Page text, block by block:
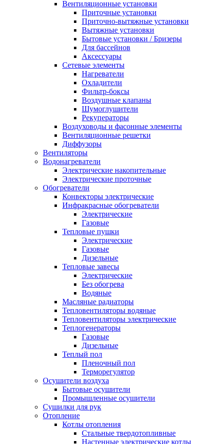
Вентиляционные установки
Приточные установки
Приточно-вытяжные установки
Вытяжные установки
Бытовые установки / Бризеры
Для бассейнов
Аксессуары
Сетевые элементы
Нагреватели
Охладители
Фильтр-боксы
Воздушные клапаны
Шумоглушители
Рекуператоры
Воздуховоды и фасонные элементы
Вентиляционные решетки
Диффузоры
Вентиляторы
Водонагреватели
Электрические накопительные
Электрические проточные
Обогреватели
Конвекторы электрические
Инфракрасные обогреватели
Электрические
Газовые
Тепловые пушки
Электрические
Газовые
Дизельные
Тепловые завесы
Электрические
Без обогрева
Водяные
Масляные радиаторы
Тепловентиляторы водяные
Тепловентиляторы электрические
Теплогенераторы
Газовые
Дизельные
Теплый пол
Пленочный пол
Терморегулятор
Осушители воздуха
Бытовые осушители
Промышленные осушители
Сушилки для рук
Отопление
Котлы отопления
Стальные твердотопливные
Настенные электрические котлы